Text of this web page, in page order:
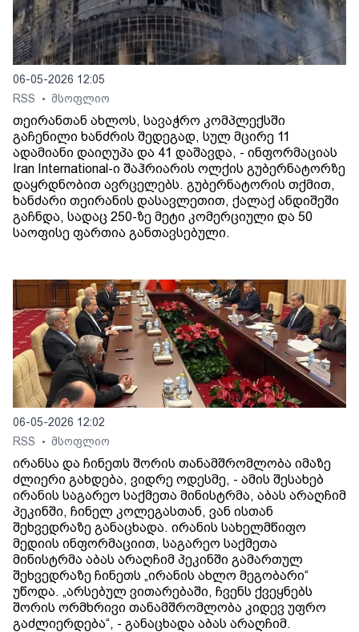
06-05-2026 12:05
RSS
• მსოფლიო
თეირანთან ახლოს, სავაჭრო კომპლექსში
გაჩენილი ხანძრის შედეგად, სულ მცირე 11
ადამიანი დაიღუპა და 41 დაშავდა, - ინფორმაციას
Iran International-ი შაჰრიარის ოლქის გუბერნატორზე
დაყრდნობით ავრცელებს. გუბერნატორის თქმით,
ხანძარი თეირანის დასავლეთით, ქალაქ ანდიშეში
გაჩნდა, სადაც 250-ზე მეტი კომერციული და 50
საოფისე ფართია განთავსებული.
06-05-2026 12:02
RSS
• მსოფლიო
ირანსა და ჩინეთს შორის თანამშრომლობა იმაზე
ძლიერი გახდება, ვიდრე ოდესმე, - ამის შესახებ
ირანის საგარეო საქმეთა მინისტრმა, აბას არაღჩიმ
პეკინში, ჩინელ კოლეგასთან, ვან ისთან
შეხვედრაზე განაცხადა. ირანის სახელმწიფო
მედიის ინფორმაციით, საგარეო საქმეთა
მინისტრმა აბას არაღჩიმ პეკინში გამართულ
შეხვედრაზე ჩინეთს „ირანის ახლო მეგობარი“
უწოდა. „არსებულ ვითარებაში, ჩვენს ქვეყნებს
შორის ორმხრივი თანამშრომლობა კიდევ უფრო
გაძლიერდება“, - განაცხადა აბას არაღჩიმ.